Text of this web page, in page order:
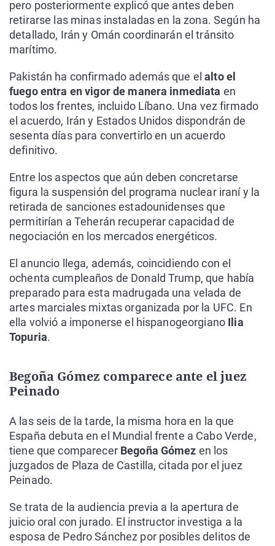
pero posteriormente explicó que antes deben
retirarse las minas instaladas en la zona. Según ha
detallado, Irán y Omán coordinarán el tránsito
marítimo.
Pakistán ha confirmado además que elalto el
fuego entra en vigor de manera inmediata en
todos los frentes, incluido Líbano. Una vez firmado
el acuerdo, Irán y Estados Unidos dispondrán de
sesenta días para convertirlo en un acuerdo
definitivo.
Entre los aspectos que aún deben concretarse
figura la suspensión del programa nuclear iraní y la
retirada de sanciones estadounidenses que
permitirían a Teherán recuperar capacidad de
negociación en los mercados energéticos.
El anuncio llega, además, coincidiendo con el
ochenta cumpleaños de Donald Trump, que había
preparado para esta madrugada una velada de
artes marciales mixtas organizada por la UFC. En
ella volvió a imponerse el hispanogeorgiano Ilia
Topuria.
Begoña Gómez comparece ante el juez
Peinado
A las seis de la tarde, la misma hora en la que
España debuta en el Mundial frente a Cabo Verde,
tiene que comparecer Begoña Gómez en los
juzgados de Plaza de Castilla, citada por el juez
Peinado.
Se trata de la audiencia previa a la apertura de
juicio oral con jurado. El instructor investiga a la
esposa de Pedro Sánchez por posibles delitos de